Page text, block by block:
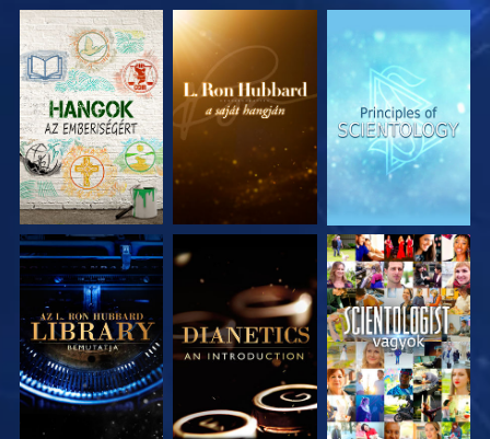
A SOROZAT
RÉSZEI
A SOROZAT
RÉSZEI
A SOROZAT
RÉSZEI
A SOROZAT
RÉSZEI
A SOROZAT
RÉSZEI
MŰSORNÉZÉS